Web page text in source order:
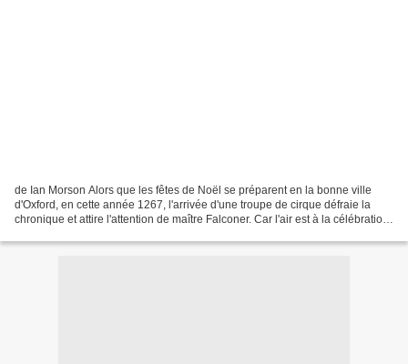
de Ian Morson Alors que les fêtes de Noël se préparent en la bonne ville
d'Oxford, en cette année 1267, l'arrivée d'une troupe de cirque défraie la
chronique et attire l'attention de maître Falconer. Car l'air est à la célébration